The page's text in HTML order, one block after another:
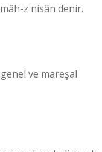
z nisân denir.